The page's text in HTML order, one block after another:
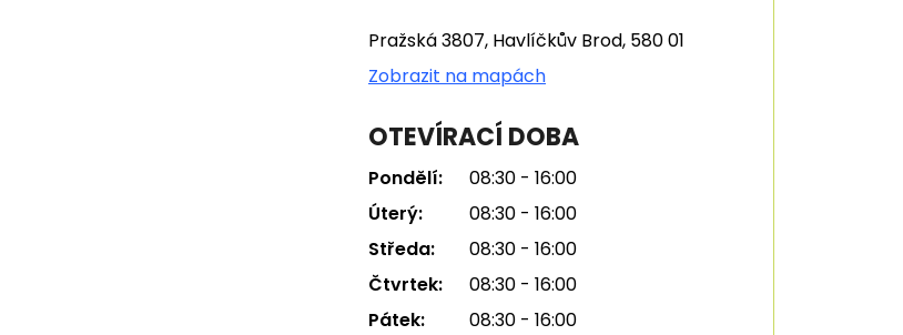
Pražská 3807, Havlíčkův Brod, 580 01
Zobrazit na mapách
OTEVÍRACÍ DOBA
Pondělí:
08:30 - 16:00
Úterý:
08:30 - 16:00
Středa:
08:30 - 16:00
Čtvrtek:
08:30 - 16:00
Pátek:
08:30 - 16:00